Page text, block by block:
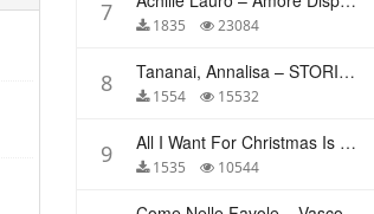
7 1835 23084
8 Tananai, Annalisa – STORIE BREVI
1554 15532
9 All I Want For Christmas Is You – Mariah Carey
1535 10544